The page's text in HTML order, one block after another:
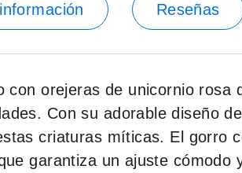
Reseñas
orejeras de unicornio
Con su adorable diseño
criaturas míticas. El gorro
garantiza un ajuste cómodo